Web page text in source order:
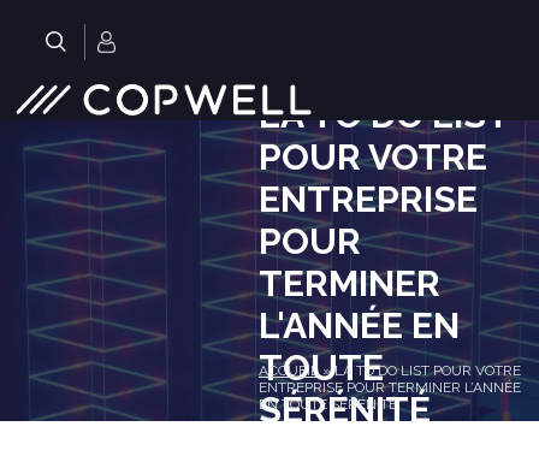
.
LA TO DO LIST
POUR VOTRE
ENTREPRISE
POUR
TERMINER
L'ANNÉE EN
TOUTE
SÉRÉNITÉ
ACCUEIL»LA TO DO LIST POUR VOTRE
ENTREPRISE POUR TERMINER L’ANNÉE
EN TOUTE SÉRÉNITÉ